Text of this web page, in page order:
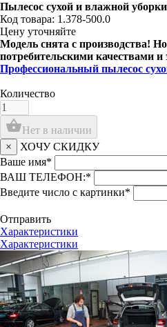
Пылесос сухой и влажной
Код товара: 1.378-500.0
Цену уточняйте
Модель снята с производства!
потребительскими качествами
Профессиональный пылесос
Количество
shopping_basketНет в наличии
×
ХОЧУ СКИДКУ
Ваше имя*
ВАШ ТЕЛЕФОН:*
Введите число с картинки*
Отправить
Характеристики
Характеристики